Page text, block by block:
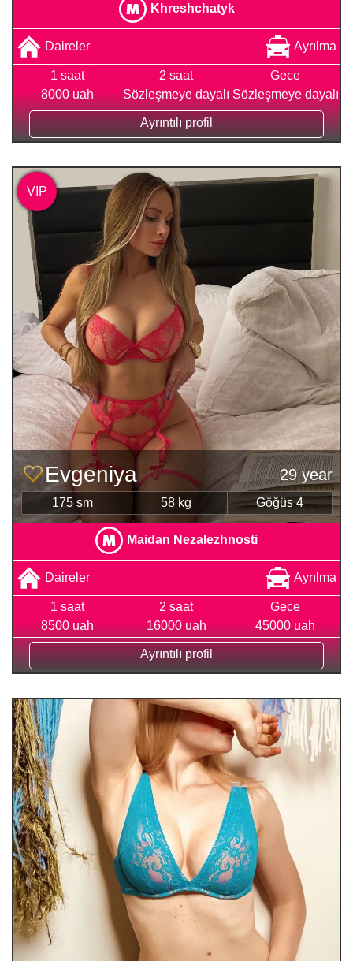
Khreshchatyk
Daireler Ayrılma
1 saat
8000 uah
2 saat
Sözleşmeye dayalı
Gece
Sözleşmeye dayalı
Ayrıntılı profil
Evgeniya 29 year
175 sm 58 kg Göğüs 4
Maidan Nezalezhnosti
Daireler Ayrılma
1 saat
8500 uah
2 saat
16000 uah
Gece
45000 uah
Ayrıntılı profil
VIP